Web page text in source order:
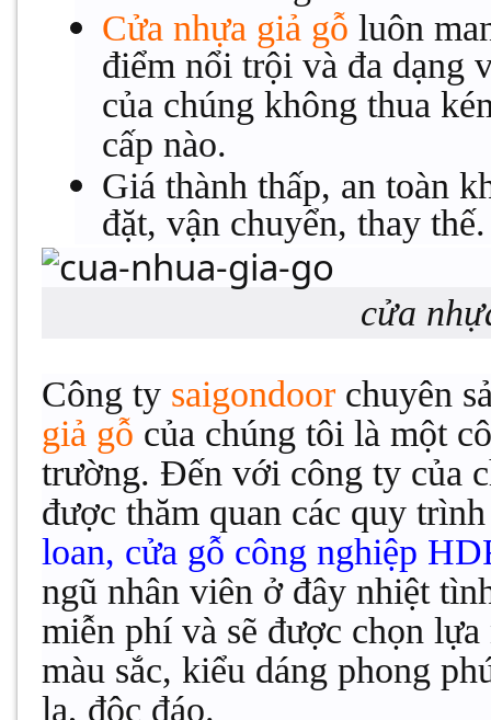
Cửa nhựa giả gỗ luôn
điểm nổi trội và đa dạng
của chúng không thua
cấp nào.
Giá thành thấp, an toàn
đặt, vận chuyển, thay thế.
cửa
Công ty saigondoor chuyên
giả gỗ của chúng tôi là một
trường. Đến với công ty của
được thăm quan các quy
loan, cửa gỗ công nghiệp
ngũ nhân viên ở đây nhiệt
miễn phí và sẽ được chọn
màu sắc, kiểu dáng phong
lạ, độc đáo.